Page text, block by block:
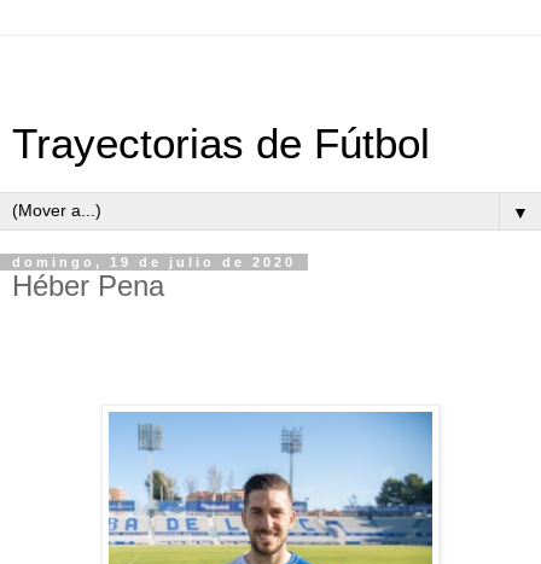
Trayectorias de Fútbol
▼
domingo, 19 de julio de 2020
Héber Pena